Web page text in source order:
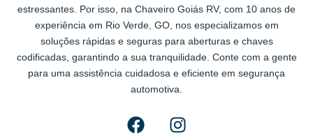
estressantes. Por isso, na Chaveiro Goiás RV, com 10 anos de
experiência em Rio Verde, GO, nos especializamos em
soluções rápidas e seguras para aberturas e chaves
codificadas, garantindo a sua tranquilidade. Conte com a gente
para uma assistência cuidadosa e eficiente em segurança
automotiva.